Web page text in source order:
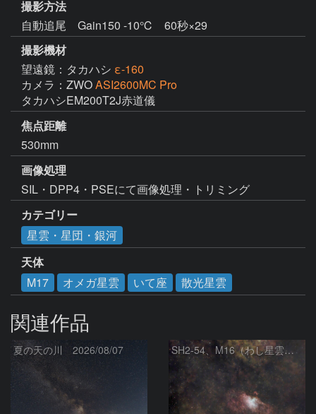
撮影方法
自動追尾 Gain150 -10℃ 60秒×29
撮影機材
望遠鏡：タカハシ ε-160
カメラ：ZWOASI2600MC Pro
焦点距離
530mm
画像処理
カテゴリー
星雲・星団・銀河
天体
M17
オメガ星雲 いて座 散光星雲
関連作品
夏の天の川 2026/08/07 SH2‑54、M16（わし星雲）、M17（オメガ星雲）